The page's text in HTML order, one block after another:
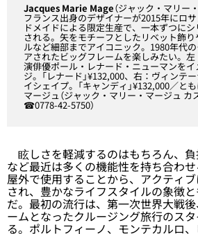
Jacques Marie Mage（ジャック・マリー
フランス出身のデザイナーが2015年にロ
ドメイドによる限定生産で、一本ずつに
される。矢をモチーフとしたリベット飾
ルなど細部までアイコニック。1980年代
アされたビッグフレームを楽しみたい。左
演俳優ポール・レナード・ニューマンを
ジ。「レナード」¥132,000、右：ヴィンテ
イシェイプ。「キャンディ」¥132,000／と
マージュ（ジャック・マリー・マージュ カ
☎0778-42-5750）
眩しさを軽減するのはもちろん、
など最近は多くの機能性を持ち合わ
屋外で使用することから、アクティ
され、豊かなライフスタイルの象徴
だ。最初の流行は、第一次世界大戦
ームとなったクルージング旅行のス
る。ポルトフィーノ、モンテカルロ